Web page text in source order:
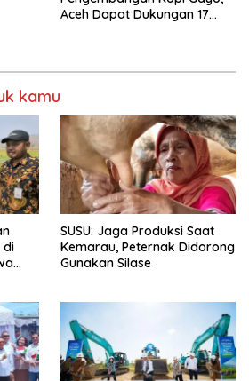
Aceh Dapat Dukungan 17
kamu
di
SUSU: Jaga Produksi Saat
Kemarau, Peternak Didorong
Gunakan Silase